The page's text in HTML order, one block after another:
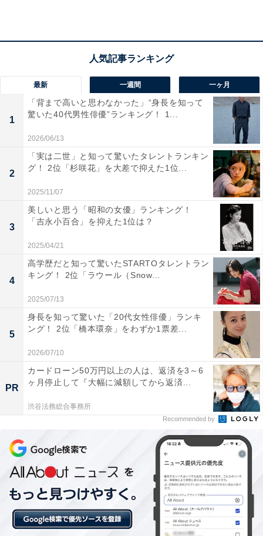
県）、「写真を見ておいしそうだったので、次回ぜひ購
入したい」（30代女性／東京都）などのコメントがあり
ました。
1位：鳩サブレー（豊島屋）／127票
1位は、豊島屋の「鳩サブレー」（16枚入2430円）でし
た。鎌倉を代表するお土産として長年愛される銘菓。か
わいらしい鳩の形で、サクサクとした食感が世代を問わ
ず人気を集めています。缶入りで見た目も豪華なため、
贈り物としても喜ばれています。
回答者からは「神奈川のお土産で必ず購入します、形が
可愛く昔から変わらないおいしさ」（50代女性／静岡
県）、「昔から親しまれている定番で、缶入りは保存性
も高く贈り物としても映える。鳩の形もユニークで愛着
が湧く」（40代男性／北海道）、「定番でかつ鉄板。日
持ちもするので配りやすいからです」（40代女性／青森
県）などのコメントがありました。
最新 一週間 一ヶ月
1
「背まで高いと思わなかった」“身長を知って
驚いた40代男性俳優”ランキング！ 1...
2026/06/13
2
「実は二世」と知って驚いたタレントランキン
グ！ 2位「杉咲花」を大差で抑えた1位...
2025/11/07
3
美しいと思う「昭和の女優」ランキング！
「吉永小百合」を抑えた1位は？
2025/04/21
4
高学歴だと知って驚いたSTARTOタレントラン
キング！ 2位「ラウール（Snow...
2025/07/13
5
身長を知って驚いた「20代女性俳優」ランキ
ング！ 2位「橋本環奈」をわずか1票差...
2026/07/10
PR
カードローン50万円以上の人は、返済を3～6
ヶ月停止して『大幅に減額してから返済...
渋谷法務総合事務所
Recommended by